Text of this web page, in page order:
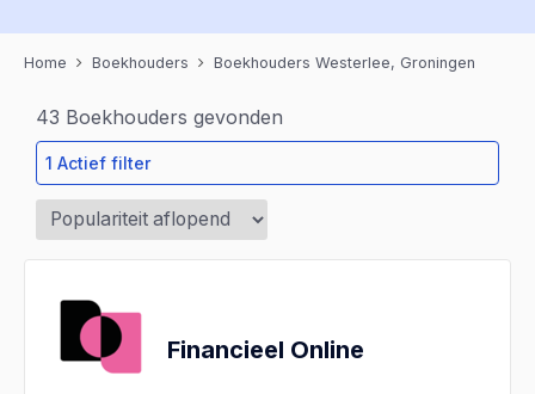
Home Boekhouders Boekhouders Westerlee, Groningen
43 Boekhouders gevonden
1 Actief filter
Financieel Online